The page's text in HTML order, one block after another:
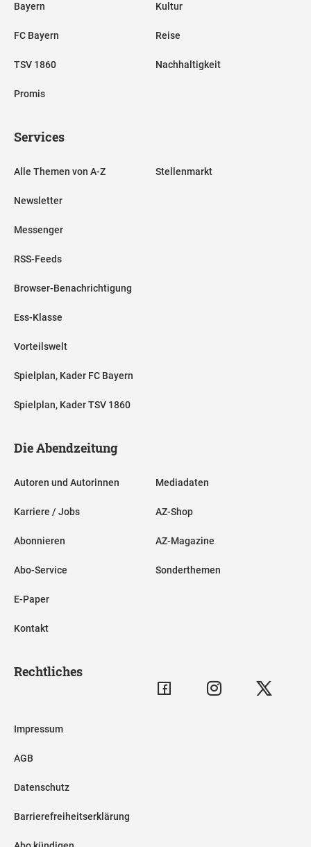
Bayern
FC Bayern
TSV 1860
Promis
Kultur
Reise
Nachhaltigkeit
Services
Alle Themen von A-Z
Newsletter
Messenger
RSS-Feeds
Browser-Benachrichtigung
Ess-Klasse
Vorteilswelt
Spielplan, Kader FC Bayern
Spielplan, Kader TSV 1860
Stellenmarkt
Die Abendzeitung
Autoren und Autorinnen
Karriere / Jobs
Abonnieren
Abo-Service
E-Paper
Kontakt
Mediadaten
AZ-Shop
AZ-Magazine
Sonderthemen
Rechtliches
Impressum
AGB
Datenschutz
Barrierefreiheitserklärung